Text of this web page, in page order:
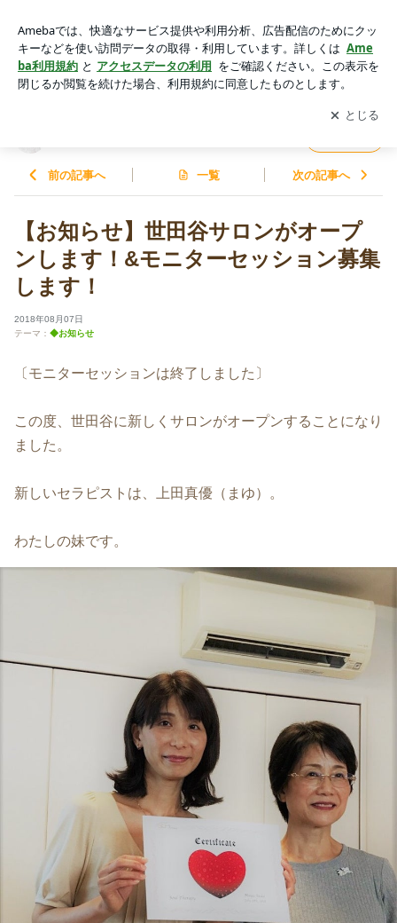
ション募集します！ | 魂を浄化するスピリチュアル・ヒーリン
アプリをダウンロードして ブログの更新通知
を受け取りまし
ょう。
開く
前の記事へ 一覧 次の記事へ
【お知らせ】世田谷サロンがオープ
ンします！&モニターセッション募集
します！
2018年08月07日
テーマ： ◆お知らせ
〔モニターセッションは終了しました〕
この度、世田谷に新しくサロンがオープンすることになり
ました。
新しいセラピストは、上田真優（まゆ）。
わたしの妹です。